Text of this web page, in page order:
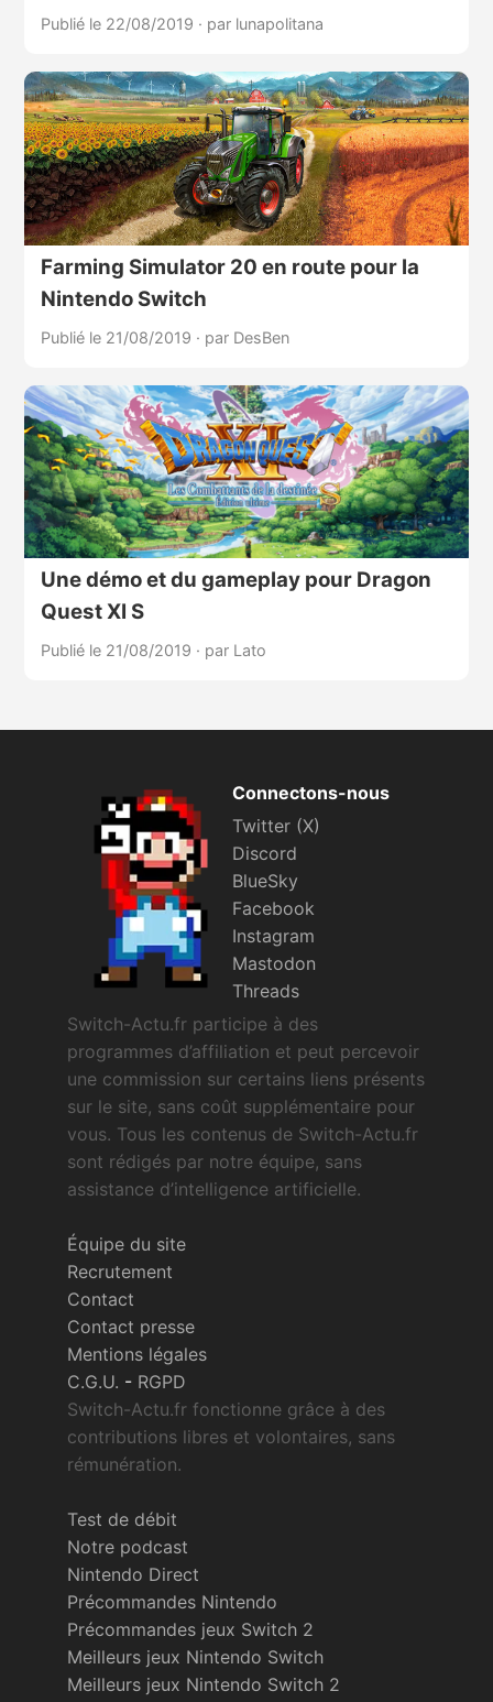
Publié le 22/08/2019 · par lunapolitana
Farming Simulator 20 en route pour la
Nintendo Switch
Publié le 21/08/2019 · par DesBen
Une démo et du gameplay pour Dragon
Quest XI S
Publié le 21/08/2019 · par Lato
Connectons-nous
Twitter (X)
Discord
BlueSky
Facebook
Instagram
Mastodon
Threads
Switch-Actu.fr participe à des
programmes d’affiliation et peut percevoir
une commission sur certains liens présents
sur le site, sans coût supplémentaire pour
vous. Tous les contenus de Switch-Actu.fr
sont rédigés par notre équipe, sans
assistance d’intelligence artificielle.
Équipe du site
Recrutement
Contact
Contact presse
Mentions légales
C.G.U. - RGPD
Switch-Actu.fr fonctionne grâce à des
contributions libres et volontaires, sans
rémunération.
Test de débit
Notre podcast
Nintendo Direct
Précommandes Nintendo
Précommandes jeux Switch 2
Meilleurs jeux Nintendo Switch
Meilleurs jeux Nintendo Switch 2